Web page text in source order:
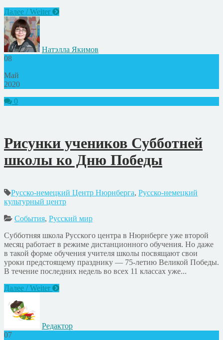
Далее / Weiter
Натэлла Якимов
08
Май
2020
0
Рисунки учеников Субботней
школы ко Дню Победы
Русско-немецкий Центр Нюрнберга, Русско-немецкий
культурный центр
События, Русский мир
Субботняя школа Русского центра в Нюрнберге уже второй
месяц работает в режиме дистанционного обучения. Но даже
в такой форме обучения учителя школы посвящают свои
уроки предстоящему празднику — 75-летию Великой Победы.
В течение последних недель во всех 11 классах уже...
Далее / Weiter
Редактор
07